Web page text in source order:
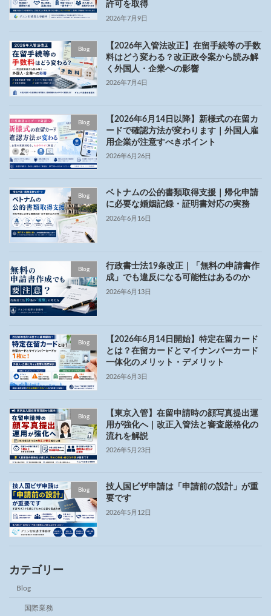
許可を取得
2026年7月9日
Blog
【2026年入管法改正】在留手続等の手数
料はどう変わる？改正政令案から読み解
く外国人・企業への影響
2026年7月4日
Blog
【2026年6月14日以降】新様式の在留カ
ードで確認方法が変わります｜外国人雇
用企業が注意すべきポイント
2026年6月26日
Blog
ベトナムの公的書類取得支援｜帰化申請
に必要な婚姻記録・証明書対応の実務
2026年6月16日
Blog
行政書士法19条改正｜「無料の申請書作
成」でも違反になる可能性はあるのか
2026年6月13日
Blog
【2026年6月14日開始】特定在留カード
とは？在留カードとマイナンバーカード
一体化のメリット・デメリット
2026年6月3日
Blog
【東京入管】在留申請時の顔写真提出運
用が強化へ｜改正入管法と審査厳格化の
流れを解説
2026年5月23日
Blog
技人国ビザ申請は「申請前の設計」が重
要です
2026年5月12日
カテゴリー
Blog
国際業務